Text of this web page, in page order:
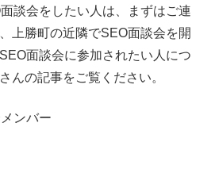
談会をしたい人は、まずはご連
上勝町の近隣でSEO面談会を開
面談会に参加されたい人につ
んの記事をご覧ください。
ンバー